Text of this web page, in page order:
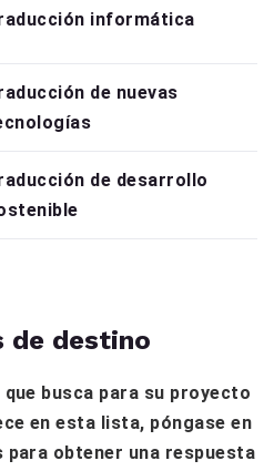
informática
de nuevas
de desarrollo
de destino
busca para su proyecto
en esta lista, póngase en
obtener una respuesta